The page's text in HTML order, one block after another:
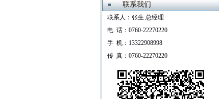
联系我们
联系人：张生 总经理
电 话：0760-22270220
手 机：13322908998
传 真：0760-22270220